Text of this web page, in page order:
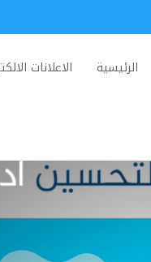
الرئيسية الاعلانات